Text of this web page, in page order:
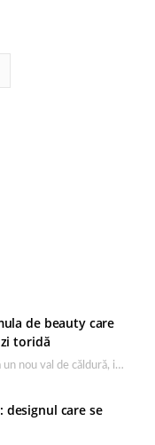
de beauty care
toridă
România traversează un nou val de căldură, iar rutina de îngrijire capătă un rol esențial…
designul care se